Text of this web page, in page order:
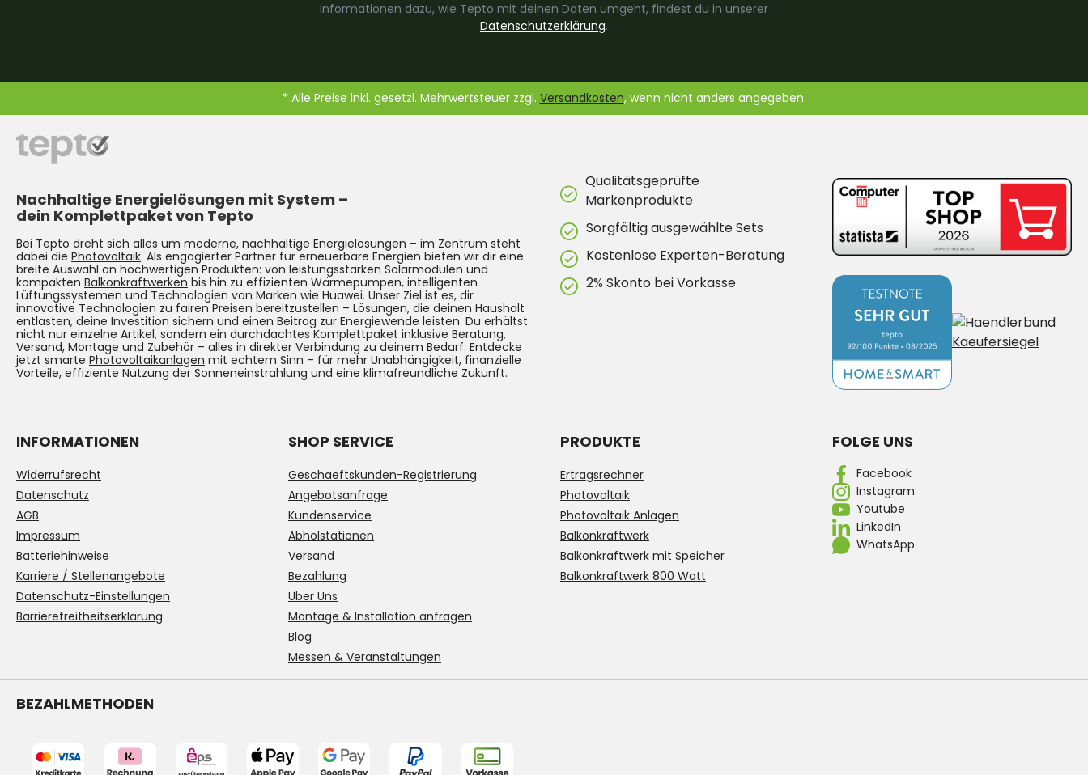
Informationen dazu, wie Tepto mit deinen Daten umgeht, findest du in unserer
Datenschutzerklärung.
* Alle Preise inkl. gesetzl. Mehrwertsteuer zzgl. Versandkosten, wenn nicht anders angegeben.
Nachhaltige Energielösungen mit System –
dein Komplettpaket von Tepto
Bei Tepto dreht sich alles um moderne, nachhaltige Energielösungen – im Zentrum steht
dabei die Photovoltaik. Als engagierter Partner für erneuerbare Energien bieten wir dir eine
breite Auswahl an hochwertigen Produkten: von leistungsstarken Solarmodulen und
kompakten Balkonkraftwerken bis hin zu effizienten Wärmepumpen, intelligenten
Lüftungssystemen und Technologien von Marken wie Huawei. Unser Ziel ist es, dir
innovative Technologien zu fairen Preisen bereitzustellen – Lösungen, die deinen Haushalt
entlasten, deine Investition sichern und einen Beitrag zur Energiewende leisten. Du erhältst
nicht nur einzelne Artikel, sondern ein durchdachtes Komplettpaket inklusive Beratung,
Versand, Montage und Zubehör – alles in direkter Verbindung zu deinem Bedarf. Entdecke
jetzt smarte Photovoltaikanlagen mit echtem Sinn – für mehr Unabhängigkeit, finanzielle
Vorteile, effiziente Nutzung der Sonneneinstrahlung und eine klimafreundliche Zukunft.
Qualitätsgeprüfte
Markenprodukte
Sorgfältig ausgewählte Sets
Kostenlose Experten-Beratung
2% Skonto bei Vorkasse
FOLGE UNS
Facebook
Instagram
Youtube
LinkedIn
WhatsApp
INFORMATIONEN
Widerrufsrecht
Datenschutz
AGB
Impressum
Batteriehinweise
Karriere / Stellenangebote
Datenschutz-Einstellungen
Barrierefreitheitserklärung
SHOP SERVICE
Geschaeftskunden-Registrierung
Angebotsanfrage
Kundenservice
Abholstationen
Versand
Bezahlung
Über Uns
Montage & Installation anfragen
Blog
Messen & Veranstaltungen
PRODUKTE
Ertragsrechner
Photovoltaik
Photovoltaik Anlagen
Balkonkraftwerk
Balkonkraftwerk mit Speicher
Balkonkraftwerk 800 Watt
BEZAHLMETHODEN